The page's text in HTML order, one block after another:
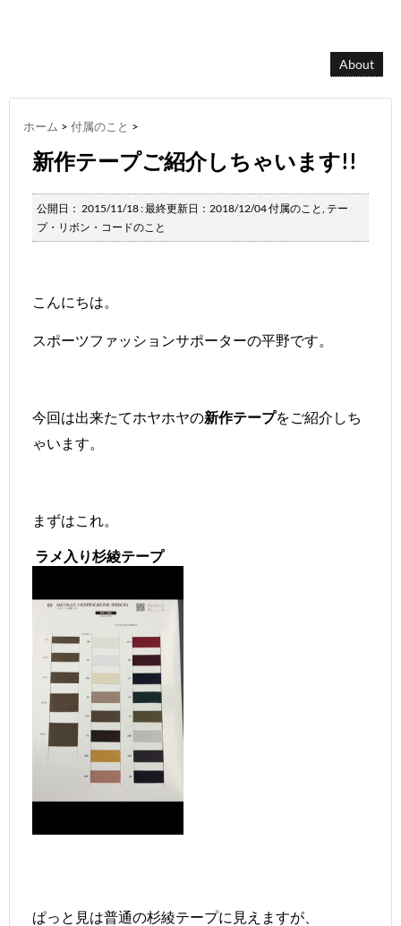
About
ホーム > 付属のこと >
新作テープご紹介しちゃいます!!
公開日： 2015/11/18: 最終更新日：2018/12/04付属のこと, テー
プ・リボン・コードのこと
こんにちは。
スポーツファッションサポーターの平野です。
今回は出来たてホヤホヤの新作テープをご紹介しち
ゃいます。
まずはこれ。
ラメ入り杉綾テープ
ぱっと見は普通の杉綾テープに見えますが、